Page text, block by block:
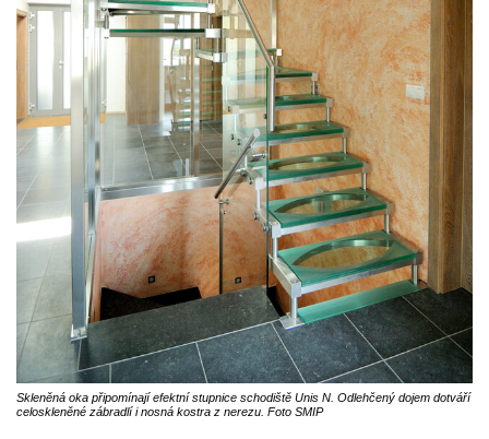
Skleněná oka připomínají efektní stupnice schodiště Unis N. Odlehčený dojem dotváří
celoskleněné zábradlí i nosná kostra z nerezu. Foto SMIP